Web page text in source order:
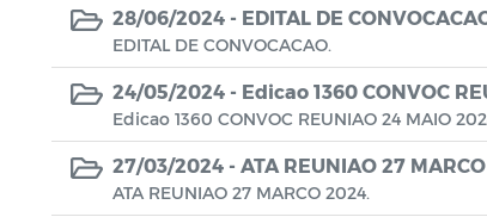
28/06/2024 - EDITAL DE
EDITAL DE CONVOCACAO.
24/05/2024 - Edicao 1360 CONVOC
Edicao 1360 CONVOC REUNIAO 24 MAIO
27/03/2024 - ATA REUNIAO 27
ATA REUNIAO 27 MARCO 2024.